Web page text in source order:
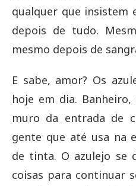
qualquer que insistem
depois de tudo.
mesmo depois de
E sabe, amor? Os
hoje em dia.
muro da entrada de
gente que até usa na
de tinta. O azulejo se
coisas para continuar